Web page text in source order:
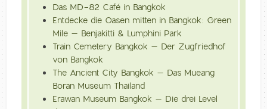
Das MD-82 Café in Bangkok
Entdecke die Oasen mitten in Bangkok: Green
Mile – Benjakitti & Lumphini Park
Train Cemetery Bangkok – Der Zugfriedhof
von Bangkok
The Ancient City Bangkok – Das Mueang
Boran Museum Thailand
Erawan Museum Bangkok – Die drei Level